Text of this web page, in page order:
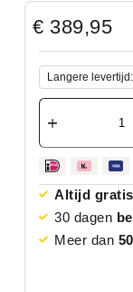
€ 389,95
Langere
Altijd gratis
30 dagen
Meer dan